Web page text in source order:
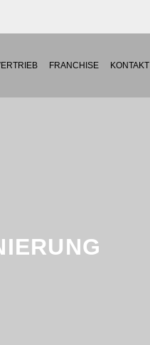
FRANCHISE KONTAKT